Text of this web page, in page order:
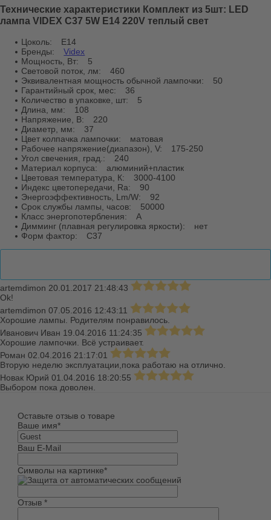
Технические характеристики Комплект из 5шт: LED
лампа VIDEX C37 5W E14 220V теплый свет
Цоколь:
E14
Бренды:
Videx
Мощность, Вт:
5
Световой поток, лм:
460
Эквивалентная мощность обычной лампочки:
50
Гарантийный срок, мес:
36
Количество в упаковке, шт:
5
Длина, мм:
108
Напряжение, В:
220
Диаметр, мм:
37
Цвет колпачка лампочки:
матовая
Рабочее напряжение(диапазон), V:
175-250
Угол свечения, град.:
240
Материал корпуса:
алюминий+пластик
Цветовая температура, К:
3000-4100
Индекс цветопередачи, Ra:
90
Энергоэффективность, Lm/W:
92
Срок службы лампы, часов:
50000
Класс энергопотербления:
А
Димминг (плавная регулировка яркости):
нет
Форм фактор:
C37
artemdimon 20.01.2017 21:48:43
Ok!
artemdimon 07.05.2016 12:43:11
Хорошие лампы. Родителям понравилось.
Иванович Иван 19.04.2016 11:24:35
Хорошие лампочки. Всё устраивает.
Роман 02.04.2016 21:17:01
Вторую неделю эксплуатации,пока работаю на отлично.
Новак Юрий 01.04.2016 18:20:55
Выбором пока доволен.
Оставьте отзыв о товаре
Ваше имя*
Ваш E-Mail
Символы на картинке*
Отзыв*